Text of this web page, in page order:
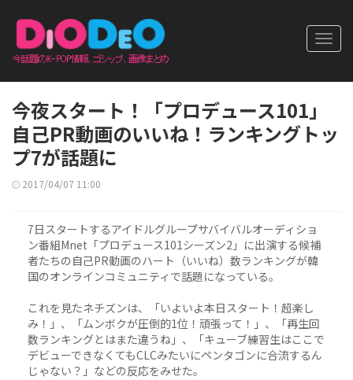
今夜スタート！「プロデュース101」
自己PR動画のいいね！ランキングトッ
プ7が話題に
2017/04/07 11:00
7日スタートするアイドルグループサバイバルオーディショ
ン番組Mnet「プロデュース101シーズン2」に出演する候補
者たちの自己PR動画のハート（いいね）数ランキングが韓
国のオンラインコミュニティで話題になっている。
これを見たネチズンは、「いよいよ本日スタート！超楽し
み！」、「ムンボクが圧倒的1位！頑張って！」、「再生回
数ランキングとはまた違うね」、「キューブ練習生はここで
デビューできなくてもCLCみたいにペンタゴンに合流するん
じゃない？」などの反応をみせた。